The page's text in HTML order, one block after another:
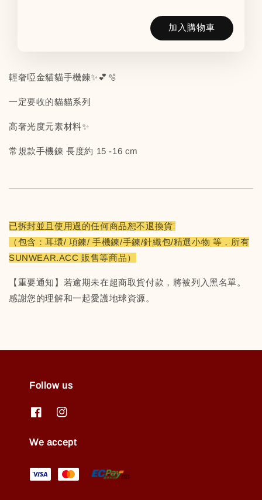
加入購物車
輕奢啞金貓貓手機鍊✨💕🫧
一定要收的貓貓系列
高奢光度元素材料✨
常規款手機鍊 長度約 15 -16 cm
已拆封並且使用過的任何商品恕不退換貨
（包含：耳環/ 項鍊/ 手機鍊/手鍊/針織包/精選小物 等，所有
SUNWEAR.ACC 販售等商品）
【重要通知】若逾期未在超商取貨付款，將被列入黑名單。
感謝您的理解和一起愛護地球資源。
Follow us
We accept